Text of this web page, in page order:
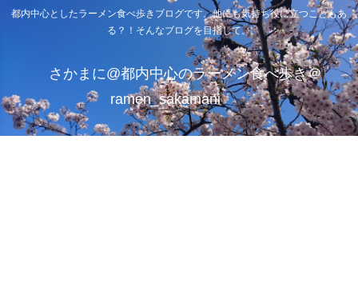
都内中心としたラーメン食べ歩きブログです。他にも気持ち役に立つこともあ
る？！そんなブログを目指して。
さかまに@都内中心のラーメン食べ歩き＠
ramen_sakamani